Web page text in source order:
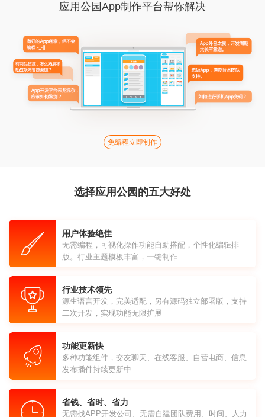
应用公园App制作平台帮你解决
免编程立即制作
选择应用公园的五大好处
用户体验绝佳
无需编程，可视化操作功能自助搭配，个性化编辑排
版。行业主题模板丰富，一键制作
行业技术领先
源生语言开发，完美适配，另有源码独立部署版，支持
二次开发，实现功能无限扩展
功能更新快
多种功能组件，交友聊天、在线客服、自营电商、信息
发布插件持续更新中
省钱、省时、省力
无需找APP开发公司、无需自建团队费用、时间、人力